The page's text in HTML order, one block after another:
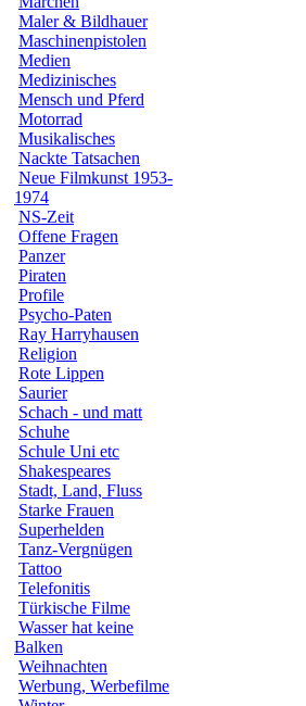
Maler & Bildhauer
Maschinenpistolen
Medien
Medizinisches
Mensch und Pferd
Motorrad
Musikalisches
Nackte Tatsachen
Neue Filmkunst 1953-
1974
NS-Zeit
Offene Fragen
Panzer
Piraten
Profile
Psycho-Paten
Ray Harryhausen
Religion
Rote Lippen
Saurier
Schach - und matt
Schuhe
Schule Uni etc
Shakespeares
Stadt, Land, Fluss
Starke Frauen
Superhelden
Tanz-Vergnügen
Tattoo
Telefonitis
Türkische Filme
Wasser hat keine
Balken
Weihnachten
Werbung, Werbefilme